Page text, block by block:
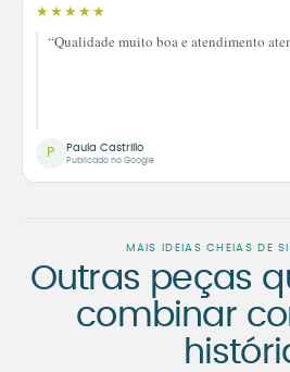
★★★★★
“Qualidade muito boa e atendimento
P Paula Castrillo
Publicado no Google
MAIS IDEIAS CHEIAS DE
Outras peças
combinar